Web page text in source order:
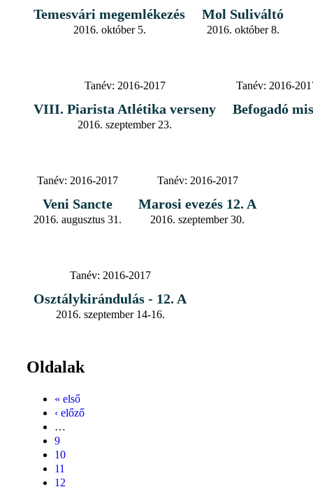
Temesvári megemlékezés
2016. október 5.
Mol Suliváltó
2016. október 8.
Tanév: 2016-2017
VIII. Piarista Atlétika verseny
2016. szeptember 23.
Tanév: 2016-
Befogadó
Tanév: 2016-2017
Veni Sancte
2016. augusztus 31.
Tanév: 2016-2017
Marosi evezés 12. A
2016. szeptember 30.
Tanév: 2016-2017
Osztálykirándulás - 12. A
2016. szeptember 14-16.
Oldalak
« első
‹ előző
…
9
10
11
12